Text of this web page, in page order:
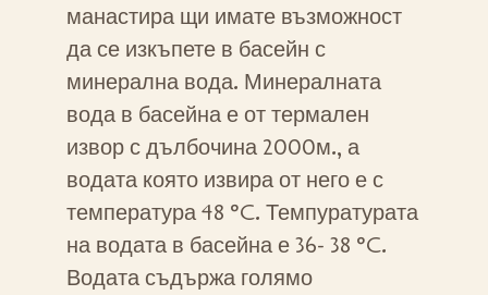
манастира щи имате възможност
да се изкъпете в басейн с
минерална вода. Минералната
вода в басейна е от термален
извор с дълбочина 2000м., а
водата която извира от него е с
температура 48 °C. Темпуратурата
на водата в басейна е 36- 38 °C.
Водата съдържа голямо